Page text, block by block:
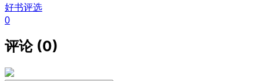
好书评选
0
评论 (0)